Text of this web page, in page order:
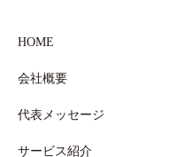
HOME
会社概要
代表メッセージ
サービス紹介